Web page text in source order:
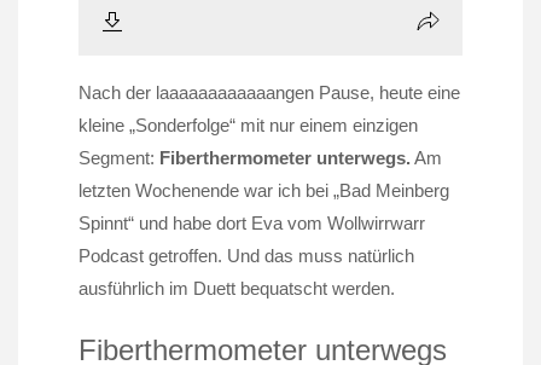
Nach der laaaaaaaaaaaangen Pause, heute eine
kleine „Sonderfolge“ mit nur einem einzigen
Segment: Fiberthermometer unterwegs. Am
letzten Wochenende war ich bei „Bad Meinberg
Spinnt“ und habe dort Eva vom Wollwirrwarr
Podcast getroffen. Und das muss natürlich
ausführlich im Duett bequatscht werden.
Fiberthermometer unterwegs